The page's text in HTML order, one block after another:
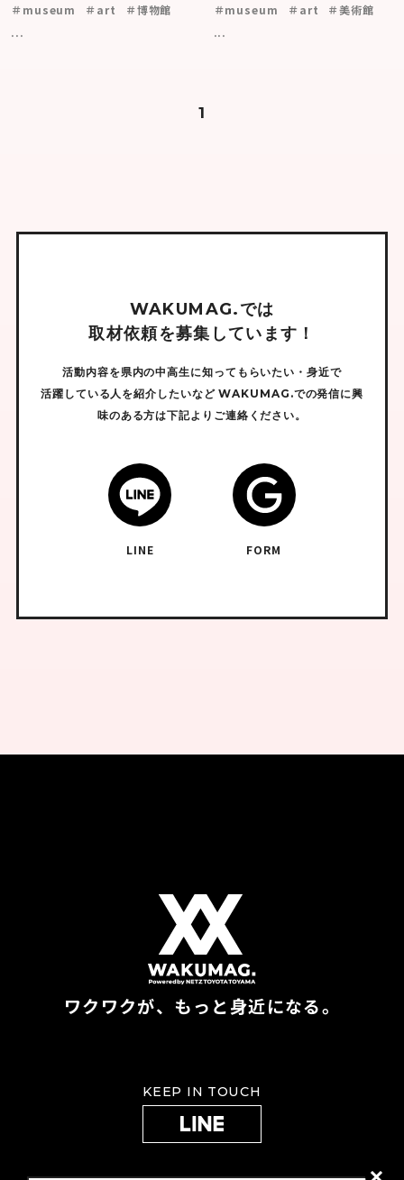
＃museum ＃art
＃博物館
...
＃museum ＃art
＃美術館
...
1
WAKUMAG.では
取材依頼を募集 してい ます ！
活動内容を県内の中高生に知ってもらいたい・身近で
活躍している人を紹介したいなどWAKUMAG.での発信に興
味のある方は下記よりご連絡ください。
LINE FORM
KEEP IN TOUCH
ワクワクが、もっと身近になる。